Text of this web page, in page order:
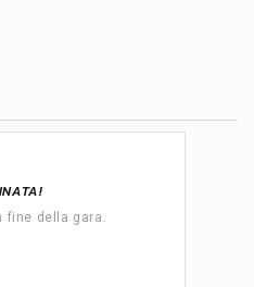
fine della gara.